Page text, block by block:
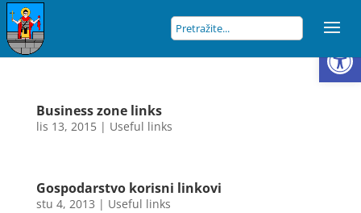
Business zone links
lis 13, 2015| Useful links
Gospodarstvo korisni linkovi
stu 4, 2013 | Useful links